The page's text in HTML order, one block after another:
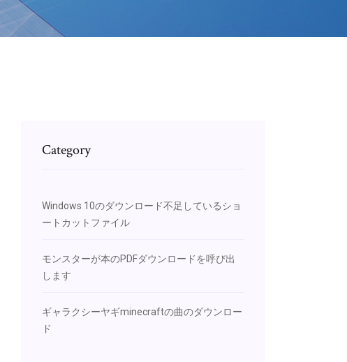
Category
Windows 10のダウンロード不足しているショ
ートカットファイル
モンスターが本のPDFダウンロードを呼び出
します
ギャラクシーヤギminecraftの曲のダウンロー
ド